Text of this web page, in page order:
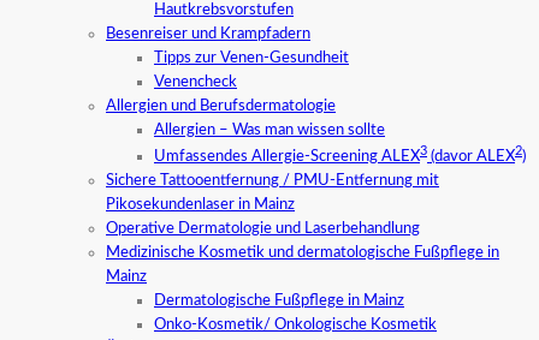
Hautkrebsvorstufen
Besenreiser und Krampfadern
Tipps zur Venen-Gesundheit
Venencheck
Allergien und Berufsdermatologie
Allergien – Was man wissen sollte
Umfassendes Allergie-Screening ALEX3 (davor ALEX2)
Sichere Tattooentfernung / PMU-Entfernung mit
Pikosekundenlaser in Mainz
Operative Dermatologie und Laserbehandlung
Medizinische Kosmetik und dermatologische Fußpflege in
Mainz
Dermatologische Fußpflege in Mainz
Onko-Kosmetik/ Onkologische Kosmetik